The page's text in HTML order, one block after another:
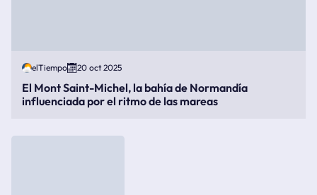
elTiempo 20 oct 2025
El Mont Saint-Michel, la bahía de Normandía
influenciada por el ritmo de las mareas